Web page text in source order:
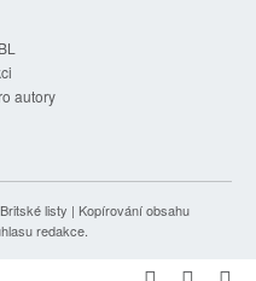
autory
listy | Kopírování obsahu
redakce.